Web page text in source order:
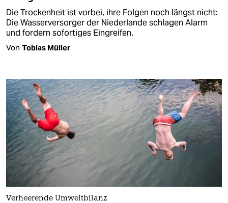
Die Trockenheit ist vorbei, ihre Folgen noch längst nicht:
Die Wasserversorger der Niederlande schlagen Alarm
und fordern sofortiges Eingreifen.
Von Tobias Müller
Verheerende Umweltbilanz